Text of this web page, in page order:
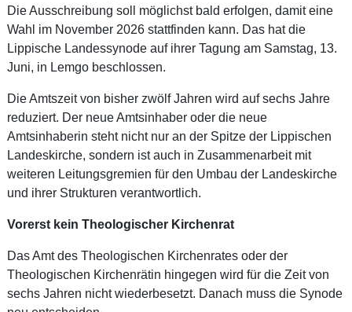
Die Ausschreibung soll möglichst bald erfolgen, damit eine
Wahl im November 2026 stattfinden kann. Das hat die
Lippische Landessynode auf ihrer Tagung am Samstag, 13.
Juni, in Lemgo beschlossen.
Die Amtszeit von bisher zwölf Jahren wird auf sechs Jahre
reduziert. Der neue Amtsinhaber oder die neue
Amtsinhaberin steht nicht nur an der Spitze der Lippischen
Landeskirche, sondern ist auch in Zusammenarbeit mit
weiteren Leitungsgremien für den Umbau der Landeskirche
und ihrer Strukturen verantwortlich.
Vorerst kein Theologischer Kirchenrat
Das Amt des Theologischen Kirchenrates oder der
Theologischen Kirchenrätin hingegen wird für die Zeit von
sechs Jahren nicht wiederbesetzt. Danach muss die Synode